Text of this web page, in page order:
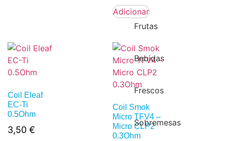
Frutas
Bebidas
Frescos
Sobremesas
Adicionar
Coil Eleaf
EC-Ti
0.5Ohm
3,50 €
Coil Smok
Micro TFV4 –
Micro CLP2
0.3Ohm